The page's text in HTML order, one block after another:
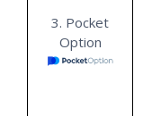
3. Pocket
Option